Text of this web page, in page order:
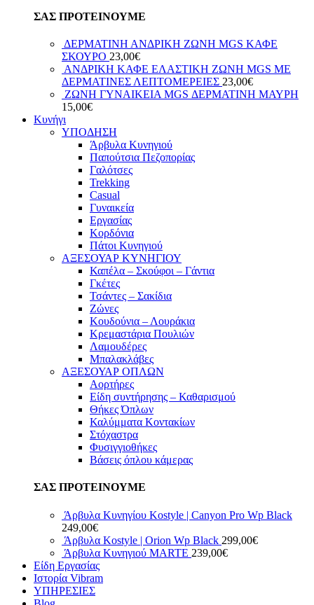
ΣΑΣ ΠΡΟΤΕΙΝΟΥΜΕ
ΔΕΡΜΑΤΙΝΗ ΑΝΔΡΙΚΗ ΖΩΝΗ MGS ΚΑΦΕ
ΣΚΟΥΡΟ 23,00€
ΑΝΔΡΙΚΗ ΚΑΦΕ ΕΛΑΣΤΙΚΗ ΖΩΝΗ MGS ΜΕ
ΔΕΡΜΑΤΙΝΕΣ ΛΕΠΤΟΜΕΡΕΙΕΣ 23,00€
ΖΩΝΗ ΓΥΝΑΙΚΕΙΑ MGS ΔΕΡΜΑΤΙΝΗ ΜΑΥΡΗ
15,00€
Κυνήγι
ΥΠΟΔΗΣΗ
Άρβυλα Κυνηγιού
Παπούτσια Πεζοπορίας
Γαλότσες
Trekking
Casual
Γυναικεία
Εργασίας
Κορδόνια
Πάτοι Κυνηγιού
ΑΞΕΣΟΥΑΡ ΚΥΝΗΓΙΟΥ
Καπέλα – Σκούφοι – Γάντια
Γκέτες
Τσάντες – Σακίδια
Ζώνες
Κουδούνια – Λουράκια
Κρεμαστάρια Πουλιών
Λαμουδέρες
Μπαλακλάβες
ΑΞΕΣΟΥΑΡ ΟΠΛΩΝ
Αορτήρες
Είδη συντήρησης – Καθαρισμού
Θήκες Όπλων
Καλύμματα Κοντακίων
Στόχαστρα
Φυσιγγιοθήκες
Βάσεις όπλου κάμερας
ΣΑΣ ΠΡΟΤΕΙΝΟΥΜΕ
Άρβυλα Κυνηγίου Kostyle | Canyon Pro Wp Black
249,00€
Άρβυλα Kostyle | Orion Wp Black 299,00€
Άρβυλα Κυνηγιού MARTE 239,00€
Είδη Εργασίας
Ιστορία Vibram
ΥΠΗΡΕΣΙΕΣ